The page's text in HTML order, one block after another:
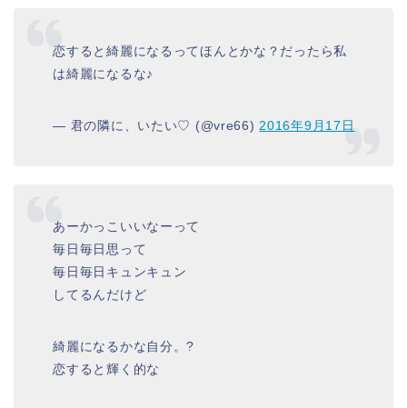
恋すると綺麗になるってほんとかな？だったら私
は綺麗になるな♪
— 君の隣に、いたい♡ (@vre66) 2016年9月17日
あーかっこいいなーって
毎日毎日思って
毎日毎日キュンキュン
してるんだけど
綺麗になるかな自分。?
恋すると輝く的な